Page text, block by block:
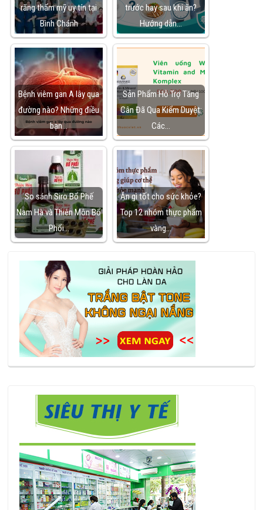
răng thẩm mỹ uy tín tại
Bình Chánh
trước hay sau khi ăn?
Hướng dẫn…
Bệnh viêm gan A lây qua
đường nào? Những điều
bạn…
Sản Phẩm Hỗ Trợ Tăng
Cân Đã Qua Kiểm Duyệt:
Các…
So sánh Siro Bổ Phế
Nam Hà và Thiên Môn Bổ
Phổi…
Ăn gì tốt cho sức khỏe?
Top 12 nhóm thực phẩm
vàng…